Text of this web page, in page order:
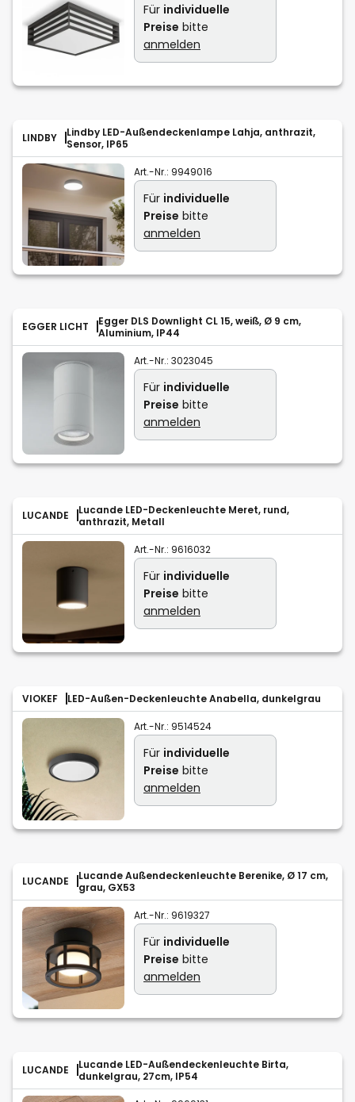
Für individuelle
Preise bitte
anmelden
LINDBY
Lindby LED-Außendeckenlampe Lahja, anthrazit,
Sensor, IP65
Art.-Nr.: 9949016
Für individuelle
Preise bitte
anmelden
EGGER LICHT
Egger DLS Downlight CL 15, weiß, Ø 9 cm,
Aluminium, IP44
Art.-Nr.: 3023045
Für individuelle
Preise bitte
anmelden
LUCANDE
Lucande LED-Deckenleuchte Meret, rund,
anthrazit, Metall
Art.-Nr.: 9616032
Für individuelle
Preise bitte
anmelden
VIOKEF LED-Außen-Deckenleuchte Anabella, dunkelgrau
Art.-Nr.: 9514524
Für individuelle
Preise bitte
anmelden
LUCANDE
Lucande Außendeckenleuchte Berenike, Ø 17 cm,
grau, GX53
Art.-Nr.: 9619327
Für individuelle
Preise bitte
anmelden
LUCANDE
Lucande LED-Außendeckenleuchte Birta,
dunkelgrau, 27cm, IP54